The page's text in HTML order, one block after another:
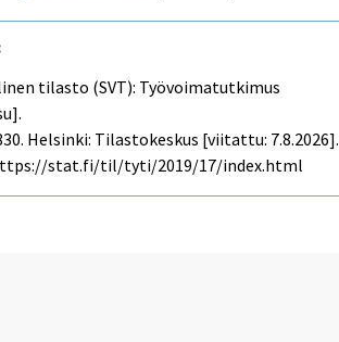
tilasto (SVT): Työvoimatutkimus
Helsinki: Tilastokeskus [viitattu: 7.8.2026].
stat.fi/til/tyti/2019/17/index.html